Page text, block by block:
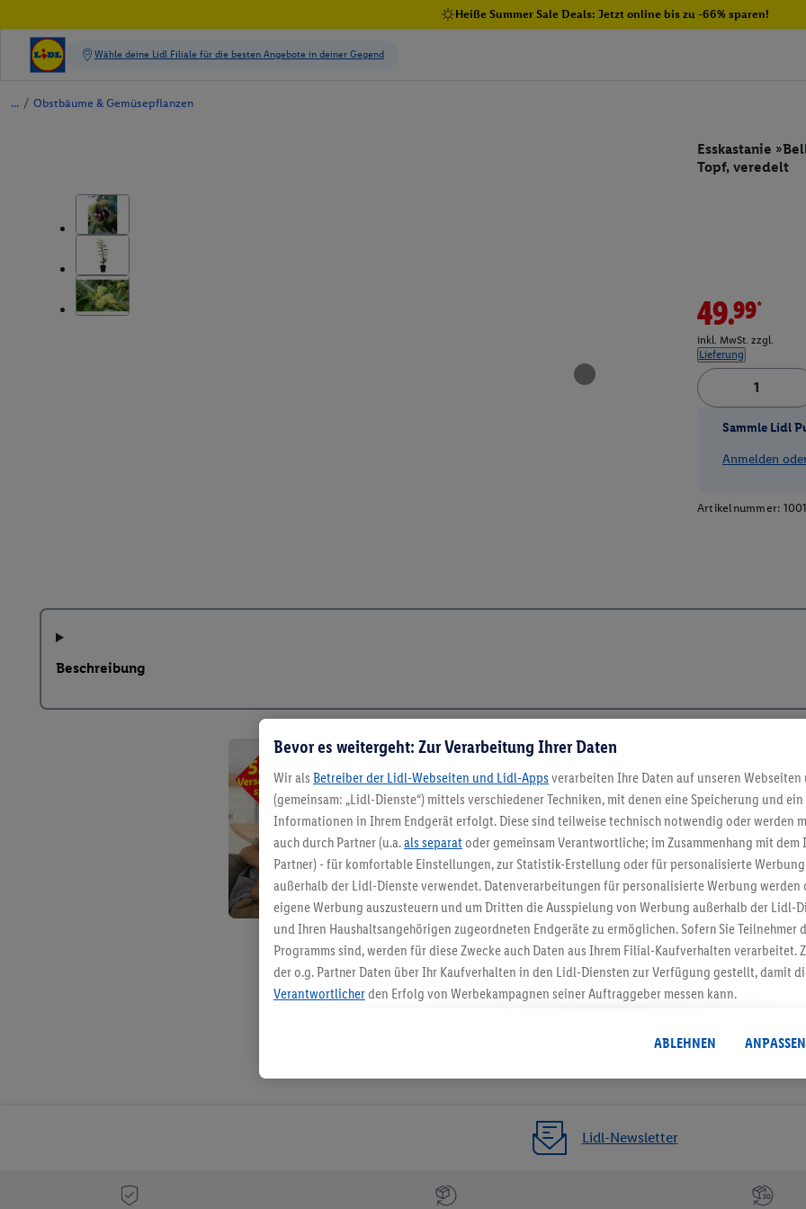
Heiße Summer Sale Deals: Jetzt online bis zu -66% sparen!
/ Obstbäume & Gemüsepflanzen
Esskastanie
Topf, veredelt
49.99*
inkl. MwSt. zzgl.
Lieferung
Sammle Lidl
Anmelden
Artikelnummer:
Beschreibung
5.95 € Versand
Jetzt zum Newsletter
Gutschein sichern!
Lidl-Newsletter
Bevor es weitergeht: Zur Verarbeitung Ihrer Daten
Wir als Betreiber der Lidl-Webseiten und Lidl-Apps verarbeiten Ihre Daten auf unseren Webseiten
(gemeinsam: „Lidl-Dienste“) mittels verschiedener Techniken, mit denen eine Speicherung und
Informationen in Ihrem Endgerät erfolgt. Diese sind teilweise technisch notwendig oder werden
auch durch Partner (u.a.als separat oder gemeinsam Verantwortliche; im Zusammenhang mit dem
Partner) - für komfortable Einstellungen, zur Statistik-Erstellung oder für personalisierte
außerhalb der Lidl-Dienste verwendet. Datenverarbeitungen für personalisierte Werbung werden
eigene Werbung auszusteuern und um Dritten die Ausspielung von Werbung außerhalb der Lidl-
und Ihren Haushaltsangehörigen zugeordneten Endgeräte zu ermöglichen. Sofern Sie Teilnehmer
Programms sind, werden für diese Zwecke auch Daten aus Ihrem Filial-Kaufverhalten verarbeitet.
der o.g. Partner Daten über Ihr Kaufverhalten in den Lidl-Diensten zur Verfügung gestellt, damit
Verantwortlicherden Erfolg von Werbekampagnen seiner Auftraggeber messen kann.
angereicherten Profilen. Dies umfasst die Zusammenführung von Daten (z.B. über Ihre Nutzung
Kaufverhalten in den Lidl-Diensten, Informationen aus Ihrem Kundenkonto - z.B. Alter oder
genauen Standortdaten) auch über verschiedene Endgeräte und Lidl-Dienste hinweg
Segmenten). Im Zusammenhang mit dem Ausspielen dieser Werbung erfolgen Verarbeitungen
Erfolgsmessung der Werbung, zur Zielgruppenforschung, zur Entwicklung von Angeboten sowie
Sofern Sie hier Ihre Zustimmung dazu erteilen und danach ein Lidl Plus-Konto erstellen bzw. sich
ABLEHNEN ANPASSEN